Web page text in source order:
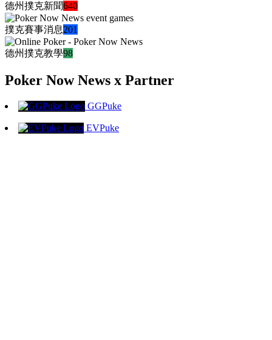
德州撲克新聞640
撲克賽事消息201
德州撲克教學98
Poker Now News x Partner
GGPuke
EVPuke